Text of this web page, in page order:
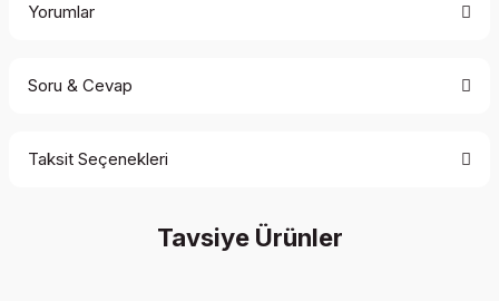
Yorumlar
Soru & Cevap
Soru Sor
Taksit Seçenekleri
Tavsiye Ürünler